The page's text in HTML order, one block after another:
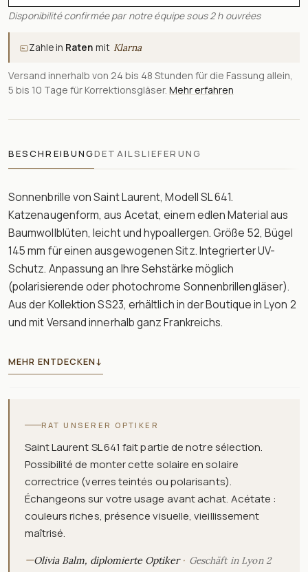
Disponibilité confirmée par notre équipe sous 2 h ouvrées
Zahle in Raten mit Klarna
Versand innerhalb von 24 bis 48 Stunden für die Fassung allein,
5 bis 10 Tage für Korrektionsgläser. Mehr erfahren
BESCHREIBUNGDETAILSLIEFERUNG
Sonnenbrille von Saint Laurent, Modell SL 641.
Katzenaugenform, aus Acetat, einem edlen Material aus
Baumwollblüten, leicht und hypoallergen. Größe 52, Bügel
145 mm für einen ausgewogenen Sitz. Integrierter UV-
Schutz. Anpassung an Ihre Sehstärke möglich
(polarisierende oder photochrome Sonnenbrillengläser).
Aus der Kollektion SS23, erhältlich in der Boutique in Lyon 2
und mit Versand innerhalb ganz Frankreichs.
MEHR ENTDECKEN↓
RAT UNSERER OPTIKER
Saint Laurent SL 641 fait partie de notre sélection.
Possibilité de monter cette solaire en solaire
correctrice (verres teintés ou polarisants).
Échangeons sur votre usage avant achat. Acétate :
couleurs riches, présence visuelle, vieillissement
maîtrisé.
—Olivia Balm, diplomierte Optiker Geschäft in Lyon 2